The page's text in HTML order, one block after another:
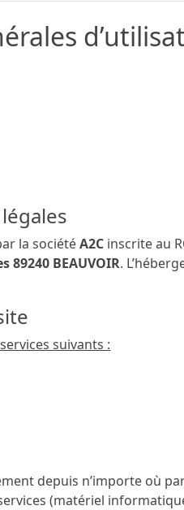
la sociétéA2C inscrite au
89240 BEAUVOIR.
suivants :
depuis n’importe où
(matériel